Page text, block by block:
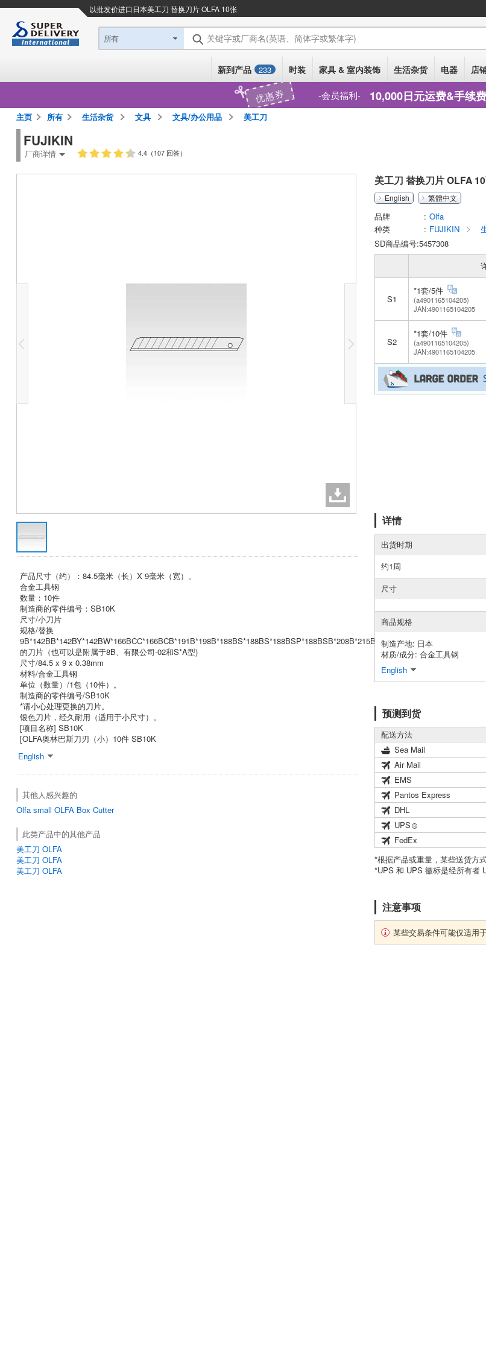
以批发价进口日本美工刀 替换刀片 OLFA 10张
所有 关键字或厂商名(英语、简体字或繁体字)
新到产品 233 时装 家具 & 室内装饰 生活杂货 电器 店
优惠券 会员福利 10,000日元运费&手续费
主页 所有 生活杂货 文具 文具/办公用品 美工刀
FUJIKIN
厂商详情 4.4（107 回答）
产品尺寸（约）：84.5毫米（长）X 9毫米（宽）。
合金工具钢
数量：10件
制造商的零件编号：SB10K
尺寸/小刀片
规格/替换
9B*142BB*142BY*142BW*166BCC*166BCB*191B*198B*188BS*188BS*188BSP*188BSB*208B*215BS
的刀片（也可以是附属于8B、有限公司-02和S*A型)
尺寸/84.5 x 9 x 0.38mm
材料/合金工具钢
单位（数量）/1包（10件）。
制造商的零件编号/SB10K
*请小心处理更换的刀片。
银色刀片，经久耐用（适用于小尺寸）。
[项目名称] SB10K
[OLFA奥林巴斯刀刃（小）10件 SB10K
English
其他人感兴趣的
Olfa small OLFA Box Cutter
此类产品中的其他产品
美工刀 OLFA
美工刀 OLFA
美工刀 OLFA
美工刀 替换刀片 OLFA
English 繁體中文
品牌
Olfa
种类
FUJIKIN
SD商品编号:5457308
S1
*1套/5件
(a4901165104205)
JAN:4901165104205
S2
*1套/10件
(a4901165104205)
JAN:4901165104205
详情
出货时期
约1周
尺寸
商品规格
制造产地: 日本
材质/成分: 合金工具钢
English
预测到货
配送方法
Sea Mail
Air Mail
EMS
Pantos Express
DHL
UPS
FedEx
*根据产品或重量，某些送货方
*UPS 和 UPS 徽标是经所有者
注意事项
某些交易条件可能仅适用